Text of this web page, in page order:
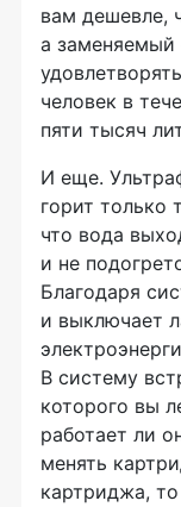
вам дешевле,
а заменяемый
человек в
пяти тысяч
И еще.
горит только
что вода
и не
Благодаря
и выключает
В систему
которого вы
работает ли
менять
картриджа,